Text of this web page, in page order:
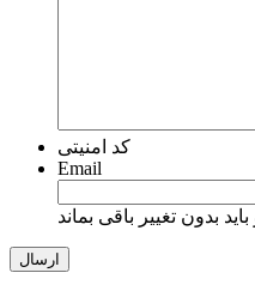
کد امنیتی
Email